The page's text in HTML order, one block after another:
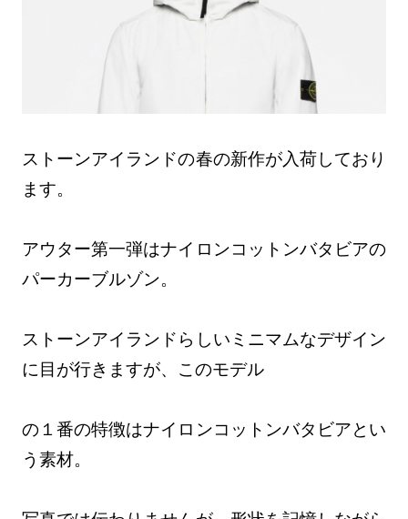
ストーンアイランドの春の新作が入荷しており
ます。
アウター第一弾はナイロンコットンバタビアの
パーカーブルゾン。
ストーンアイランドらしいミニマムなデザイン
に目が行きますが、このモデル
の１番の特徴はナイロンコットンバタビアとい
う素材。